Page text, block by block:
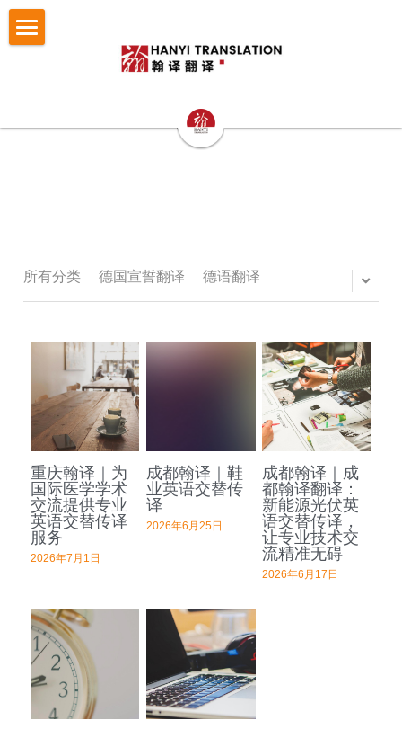
企业商务翻译
医学病历翻译
口译同传
NZTA 认证翻译
德国宣誓翻译
驾照翻译
身份证户口本
银行流水
出生证结婚证
无犯罪记录证明
病历处方笺
在职证明与工作证明翻译
法律翻译案例
留学移民翻译案例
企业商务与出海案例
医学病历翻译案例
口译同传案例
办事指南
证件翻译指南
留学移民材料指南
企业商务与出海指南
医学病历翻译指南
口译同传指南
翻译盖章与交付指南
英语翻译
法语西班牙语翻译意大利语翻译
日语翻译韩语翻译
俄语翻译波兰语翻译
泰语老挝语等小语种
关于翰译
公司介绍
城市服务
成都翻译服务
西安翻译服务
重庆翻译服务
翻译资质
合作客户
发送文件获取报价
所有分类 德国宣誓翻译 德语翻译
重庆翰译｜为
国际医学学术
交流提供专业
英语交替传译
服务
2026年7月1日
成都翰译｜鞋
业英语交替传
译
2026年6月25日
成都翰译｜成
都翰译翻译：
新能源光伏英
语交替传译，
让专业技术交
流精准无碍
2026年6月17日
笔译
西安翻译公司
成都翻译公司
商务口译
深圳翻译公司
翻译盖章
翻译认证
医学翻译
证件翻译
英语同传